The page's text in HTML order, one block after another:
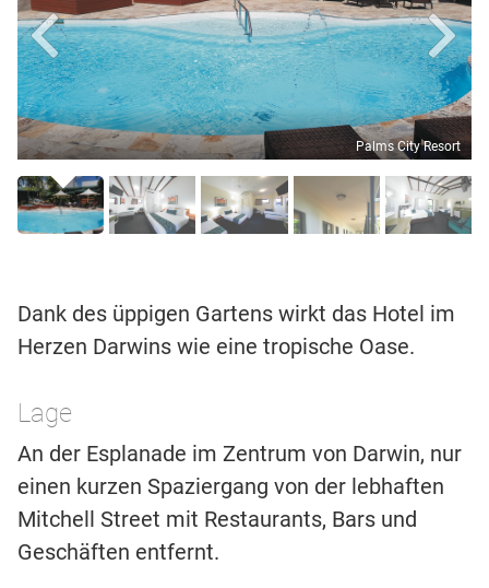
Palms City Resort
Dank des üppigen Gartens wirkt das Hotel im
Herzen Darwins wie eine tropische Oase.
Lage
An der Esplanade im Zentrum von Darwin, nur
einen kurzen Spaziergang von der lebhaften
Mitchell Street mit Restaurants, Bars und
Geschäften entfernt.